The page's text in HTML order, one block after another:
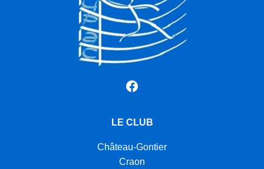
Facebook
LE CLUB
Château-Gontier
Craon